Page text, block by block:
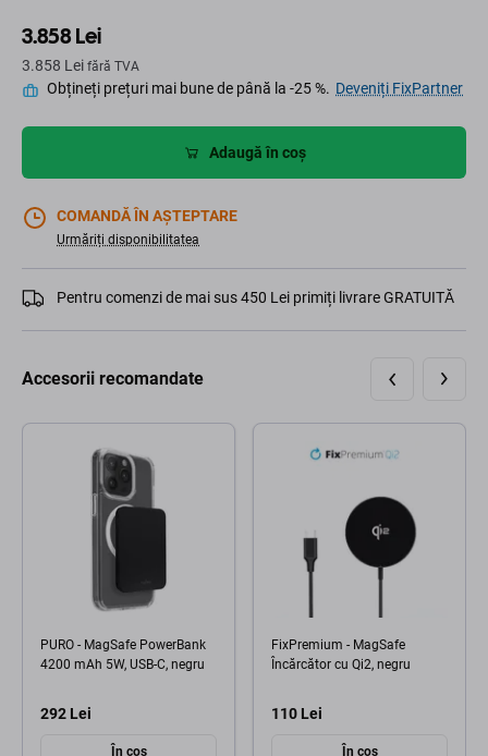
3.858 Lei
3.858 Lei fără TVA
Obțineți prețuri mai bune de până la -25 %. Deveniți FixPartner
Adaugă în coș
COMANDĂ ÎN AȘTEPTARE
Urmăriți disponibilitatea
Pentru comenzi de mai sus 450 Lei primiți livrare GRATUITĂ
Accesorii recomandate
PURO - MagSafe PowerBank
4200 mAh 5W, USB-C, negru
292 Lei
În coș
FixPremium - MagSafe
Încărcător cu Qi2, negru
110 Lei
În coș